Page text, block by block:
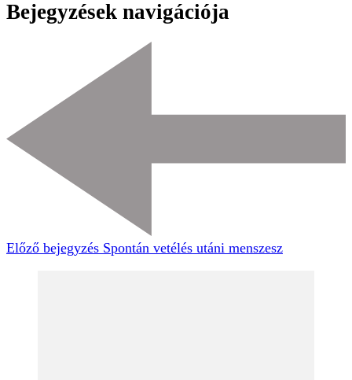
Bejegyzések navigációja
Előző bejegyzés Spontán vetélés utáni menszesz